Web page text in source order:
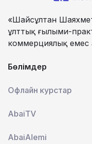
«Шайсұлтан
ұлттық ғылыми-
коммерциялық емес
Бөлімдер
Офлайн курстар
AbaiTV
AbaiAlemi